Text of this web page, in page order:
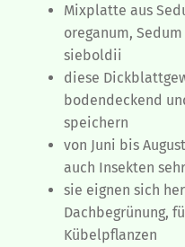
Mixplatte aus
oreganum,
sieboldii
diese
bodendeckend
speichern
von Juni bis
auch Insekten
sie eignen sich
Dachbegrünung,
Kübelpflanzen